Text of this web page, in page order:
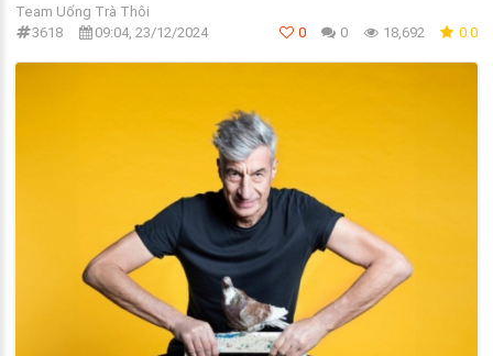
Team Uống Trà Thôi
3618
09:04, 23/12/2024 0 0 18,692 0.0